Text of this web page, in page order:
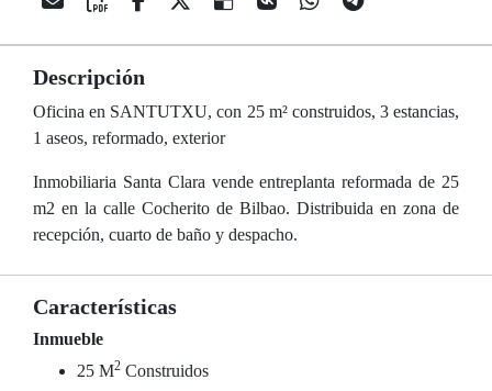
Descripción
Oficina en SANTUTXU, con 25 m² construidos, 3 estancias,
1 aseos, reformado, exterior
Inmobiliaria Santa Clara vende entreplanta reformada de 25
m2 en la calle Cocherito de Bilbao. Distribuida en zona de
recepción, cuarto de baño y despacho.
Características
Inmueble
25 M2 Construidos